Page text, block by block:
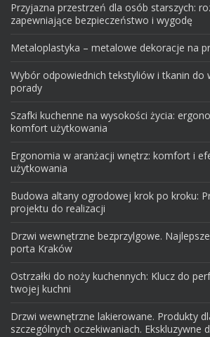
Przyjazna przestrzeń dla osób starszych:
zapewniające bezpieczeństwo i wygodę
Metaloplastyka – metalowe dekoracje na
Wybór odpowiednich tekstyliów i tkanin do
porady
Szafki kuchenne na wysokości życia:
komfort użytkowania
Ergonomia w aranżacji wnętrz: komfort i
użytkowania
Budowa altany ogrodowej krok po kroku:
projektu do realizacji
Drzwi wewnętrzne bezprzylgowe.
porta Kraków
Ostrzałki do noży kuchennych: Klucz do
twojej kuchni
Drzwi wewnętrzne lakierowane. Produkty
szczególnych oczekiwaniach. Ekskluzywne